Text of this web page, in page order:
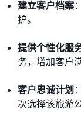
建立客户档案
护。
提供个性化服
务，增加客户
客户忠诚计划
次选择该旅游